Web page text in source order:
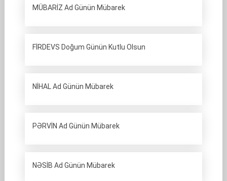
MÜBARİZ Ad Günün Mübarek
FİRDEVS Doğum Günün Kutlu Olsun
NİHAL Ad Günün Mübarek
PƏRVİN Ad Günün Mübarek
NƏSİB Ad Günün Mübarek